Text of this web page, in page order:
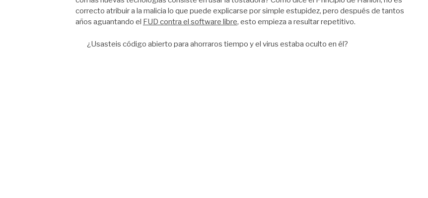
correcto atribuir a la malicia lo que puede explicarse por simple estupidez, pero después de tantos
años aguantando el FUD contra el software libre, esto empieza a resultar repetitivo.
¿Usasteis código abierto para ahorraros tiempo y el virus estaba oculto en él?